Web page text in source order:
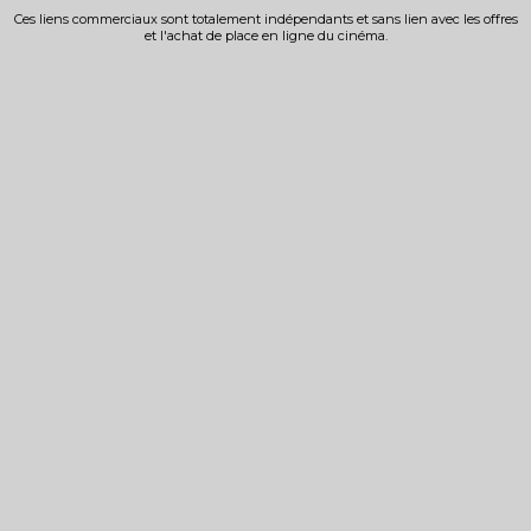
Ces liens commerciaux sont totalement indépendants et sans lien avec les offres
et l'achat de place en ligne du cinéma.